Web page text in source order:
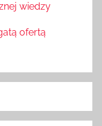
wiedzy
ofertą